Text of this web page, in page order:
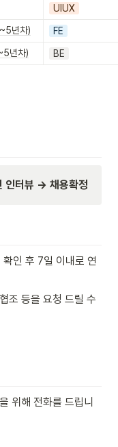
UIUX
년차)
FE
년차)
BE
인터뷰 → 채용확정
인 후 7일 이내로 연
조 등을 요청 드릴 수
위해 전화를 드립니